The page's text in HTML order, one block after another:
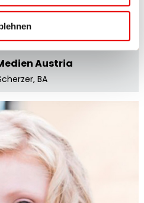
Austria
BA